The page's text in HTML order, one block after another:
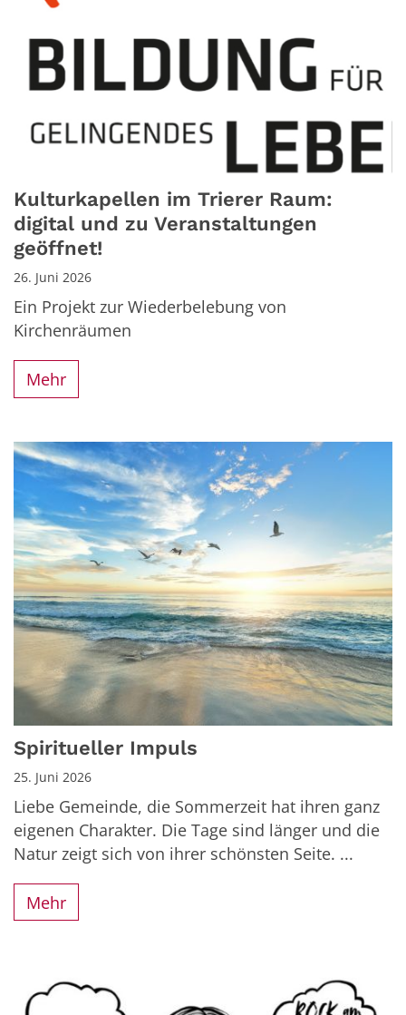
Kulturkapellen im Trierer Raum:
digital und zu Veranstaltungen
geöffnet!
26. Juni 2026
Ein Projekt zur Wiederbelebung von
Kirchenräumen
Mehr
Spiritueller Impuls
25. Juni 2026
Liebe Gemeinde, die Sommerzeit hat ihren ganz
eigenen Charakter. Die Tage sind länger und die
Natur zeigt sich von ihrer schönsten Seite. ...
Mehr